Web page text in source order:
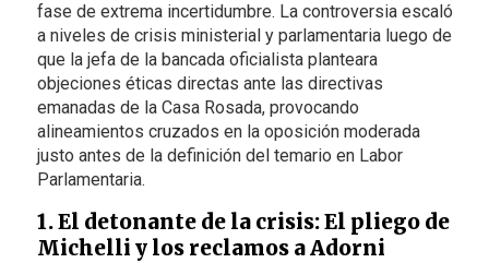
fase de extrema incertidumbre. La controversia escaló
a niveles de crisis ministerial y parlamentaria luego de
que la jefa de la bancada oficialista planteara
objeciones éticas directas ante las directivas
emanadas de la Casa Rosada, provocando
alineamientos cruzados en la oposición moderada
justo antes de la definición del temario en Labor
Parlamentaria.
1. El detonante de la crisis: El pliego de
Michelli y los reclamos a Adorni